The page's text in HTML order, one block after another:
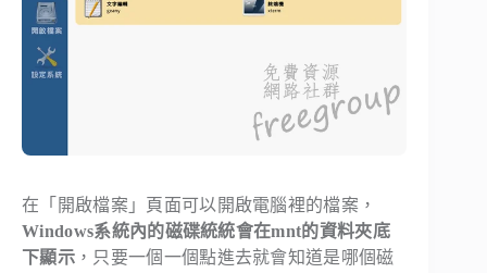
在「開啟檔案」頁面可以開啟電腦裡的檔案，
Windows系統內的磁碟統統會在mnt的資料夾底
下顯示，只要一個一個點進去就會知道是哪個磁